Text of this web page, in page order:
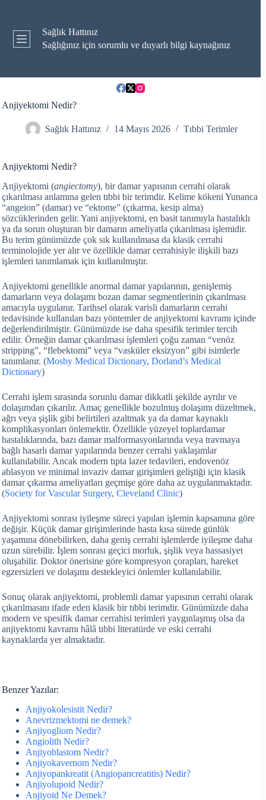
Sağlık Hattınız
Sağlığınız için sorumlu ve duyarlı bilgi kaynağınız
Anjiyektomi Nedir?
Sağlık Hattınız 14 Mayıs 2026 Tıbbi Terimler
Anjiyektomi Nedir?
Anjiyektomi (angiectomy), bir damar yapısının cerrahi olarak
çıkarılması anlamına gelen tıbbi bir terimdir. Kelime kökeni Yunanca
“angeion” (damar) ve “ektome” (çıkarma, kesip alma)
sözcüklerinden gelir. Yani anjiyektomi, en basit tanımıyla hastalıklı
ya da sorun oluşturan bir damarın ameliyatla çıkarılması işlemidir.
Bu terim günümüzde çok sık kullanılmasa da klasik cerrahi
terminolojide yer alır ve özellikle damar cerrahisiyle ilişkili bazı
işlemleri tanımlamak için kullanılmıştır.
Anjiyektomi genellikle anormal damar yapılarının, genişlemiş
damarların veya dolaşımı bozan damar segmentlerinin çıkarılması
amacıyla uygulanır. Tarihsel olarak varisli damarların cerrahi
tedavisinde kullanılan bazı yöntemler de anjiyektomi kavramı içinde
değerlendirilmiştir. Günümüzde ise daha spesifik terimler tercih
edilir. Örneğin damar çıkarılması işlemleri çoğu zaman “venöz
stripping”, “flebektomi” veya “vasküler eksizyon” gibi isimlerle
tanımlanır. (Mosby Medical Dictionary, Dorland’s Medical
Dictionary)
Cerrahi işlem sırasında sorunlu damar dikkatli şekilde ayrılır ve
dolaşımdan çıkarılır. Amaç genellikle bozulmuş dolaşımı düzeltmek,
ağrı veya şişlik gibi belirtileri azaltmak ya da damar kaynaklı
komplikasyonları önlemektir. Özellikle yüzeyel toplardamar
hastalıklarında, bazı damar malformasyonlarında veya travmaya
bağlı hasarlı damar yapılarında benzer cerrahi yaklaşımlar
kullanılabilir. Ancak modern tıpta lazer tedavileri, endovenöz
ablasyon ve minimal invaziv damar girişimleri geliştiği için klasik
damar çıkarma ameliyatları geçmişe göre daha az uygulanmaktadır.
(Society for Vascular Surgery, Cleveland Clinic)
Anjiyektomi sonrası iyileşme süreci yapılan işlemin kapsamına göre
değişir. Küçük damar girişimlerinde hasta kısa sürede günlük
yaşamına dönebilirken, daha geniş cerrahi işlemlerde iyileşme daha
uzun sürebilir. İşlem sonrası geçici morluk, şişlik veya hassasiyet
oluşabilir. Doktor önerisine göre kompresyon çorapları, hareket
egzersizleri ve dolaşımı destekleyici önlemler kullanılabilir.
Sonuç olarak anjiyektomi, problemli damar yapısının cerrahi olarak
çıkarılmasını ifade eden klasik bir tıbbi terimdir. Günümüzde daha
modern ve spesifik damar cerrahisi terimleri yaygınlaşmış olsa da
anjiyektomi kavramı hâlâ tıbbi literatürde ve eski cerrahi
kaynaklarda yer almaktadır.
Benzer Yazılar:
Anjiyokolesistit Nedir?
Anevrizmektomi ne demek?
Anjiyogliom Nedir?
Angiolith Nedir?
Anjiyoblastom Nedir?
Anjiyokavernom Nedir?
Anjiyopankreatit (Angiopancreatitis) Nedir?
Anjiyolupoid Nedir?
Anjiyoid Ne Demek?